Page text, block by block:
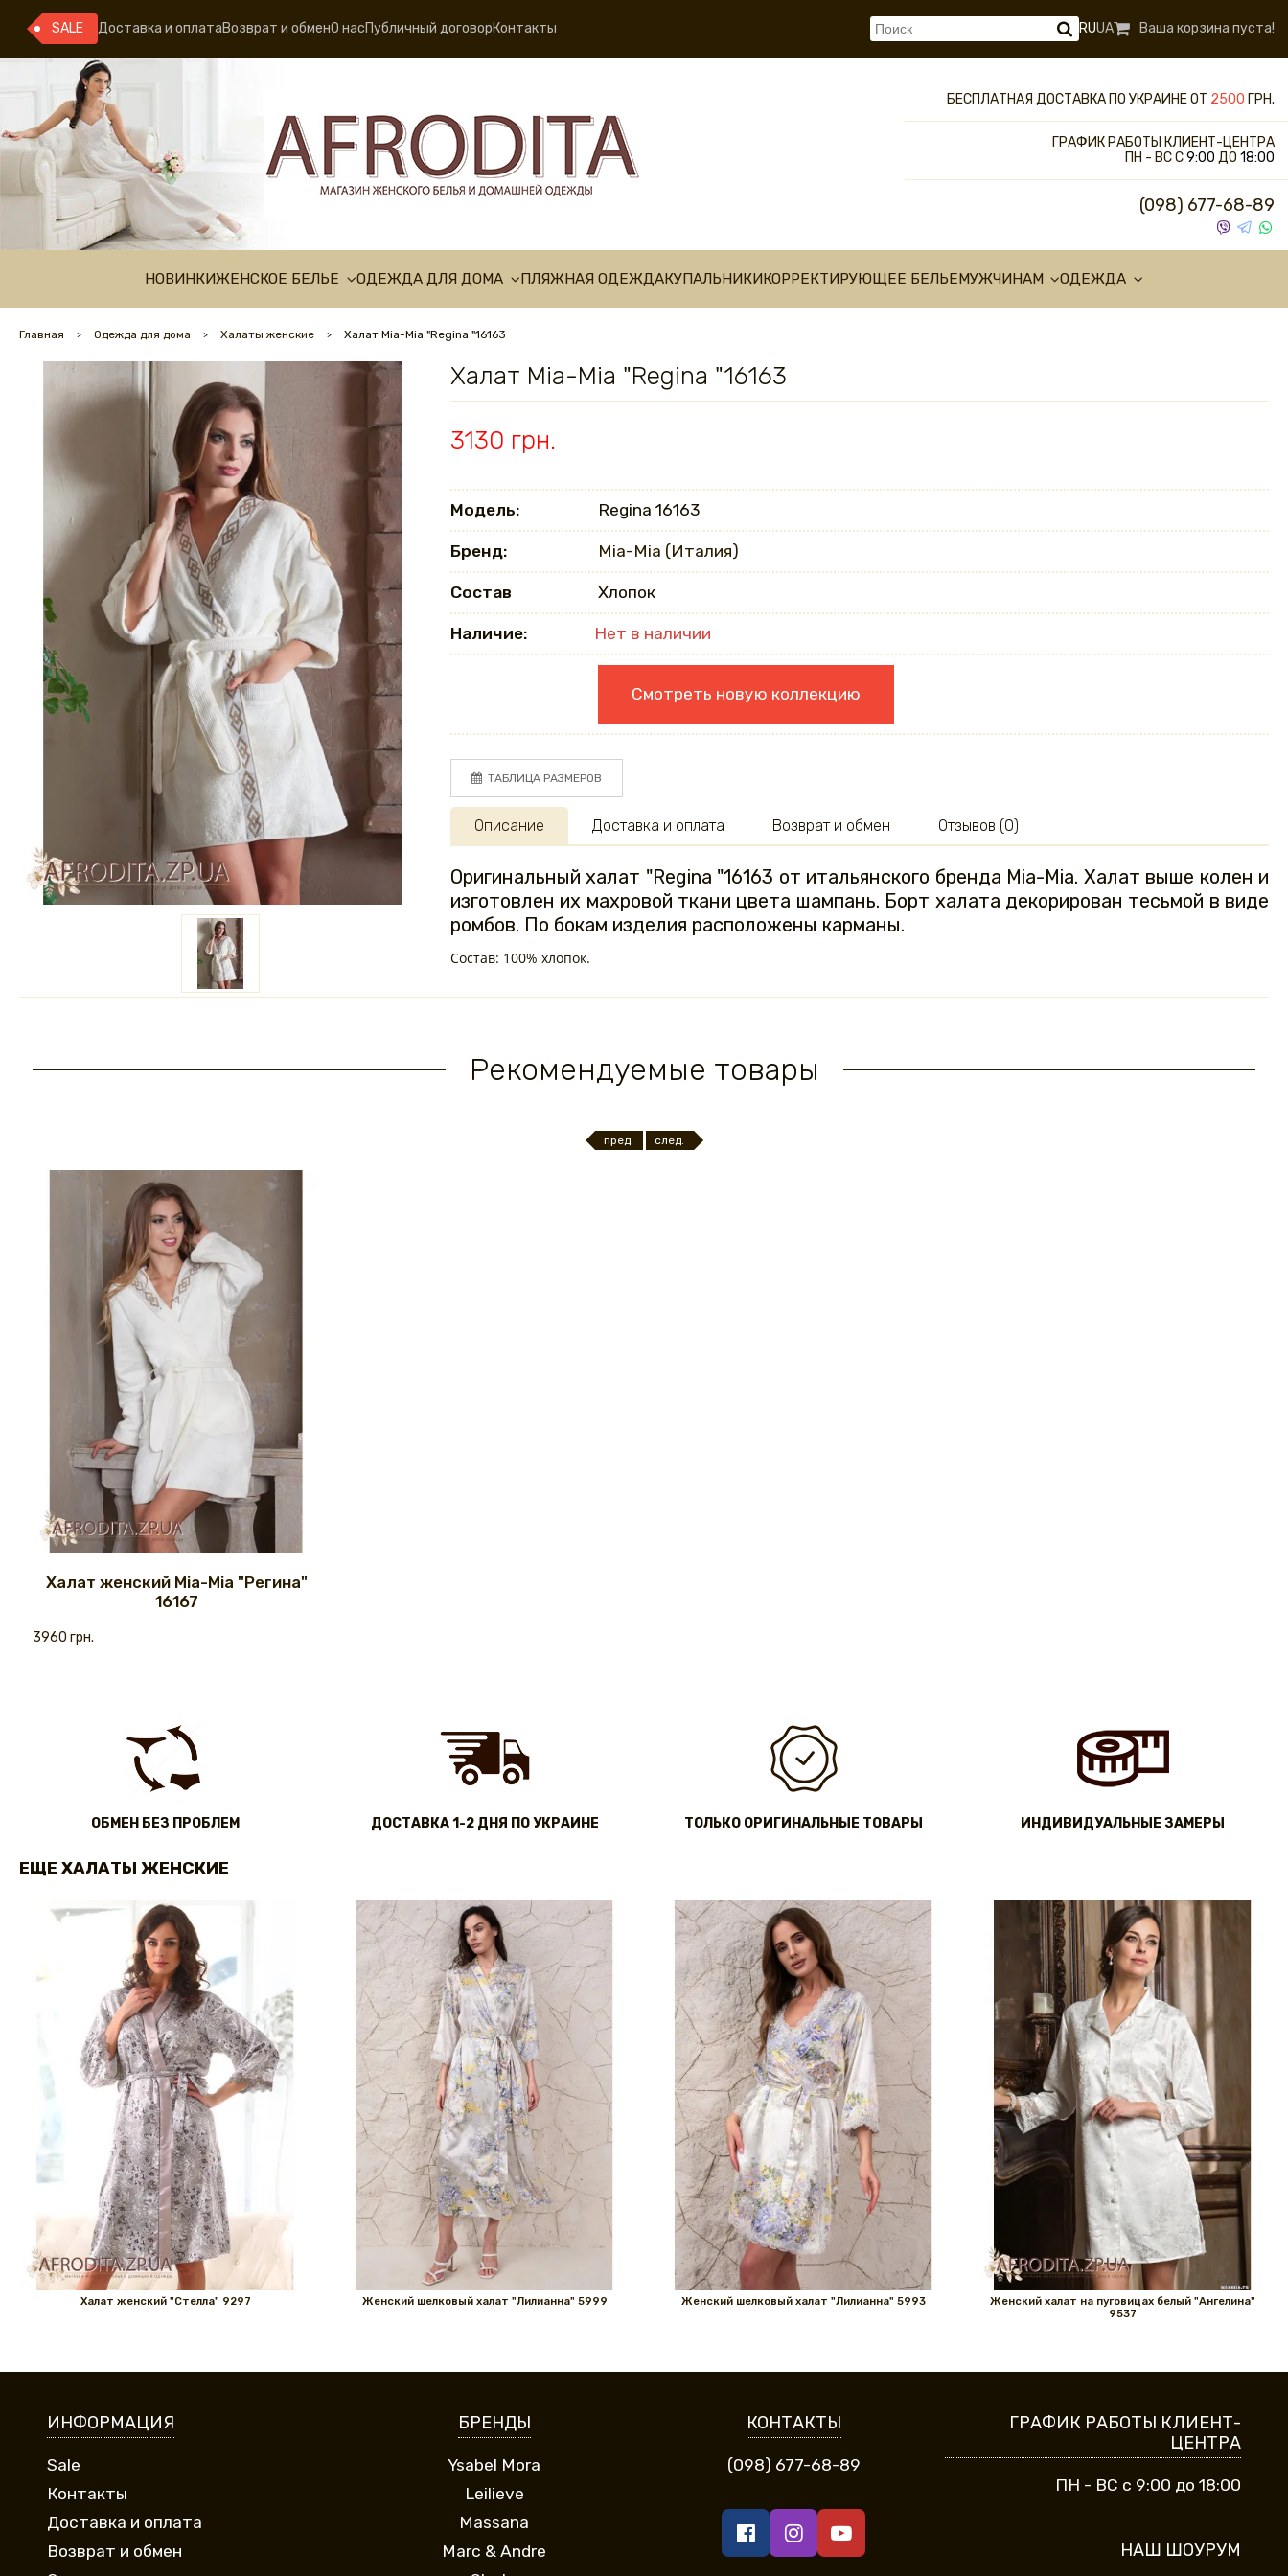
SALE Доставка и оплатаВозврат и обменО насПубличный договорКонтакты RUUA Ваша корзина пуста!
БЕСПЛАТНАЯ ДОСТАВКА ПО УКРАИНЕ ОТ 2500 ГРН.
ГРАФИК РАБОТЫ КЛИЕНТ-ЦЕНТРА
ПН - ВС С9:00 ДО 18:00
(098) 677-68-89
НОВИНКИЖЕНСКОЕ БЕЛЬЕ ОДЕЖДА ДЛЯ ДОМА ПЛЯЖНАЯ ОДЕЖДАКУПАЛЬНИКИКОРРЕКТИРУЮЩЕЕ БЕЛЬЕМУЖЧИНАМ ОДЕЖДА
Главная Одежда для дома Халаты женские Халат Mia-Mia "Regina "16163
Халат Mia-Mia "Regina "16163
3130 грн.
Модель: Regina 16163
Бренд: Mia-Mia (Италия)
Состав Хлопок
Наличие: Нет в наличии
Смотреть новую коллекцию
ТАБЛИЦА РАЗМЕРОВ
Описание
Оригинальный халат "Regina "16163 от итальянского бренда Mia-Mia. Халат выше колен и
изготовлен их махровой ткани цвета шампань. Борт халата декорирован тесьмой в виде
ромбов. По бокам изделия расположены карманы.
Состав: 100% хлопок.
Доставка и оплата Возврат и обмен Отзывов (0)
Рекомендуемые товары
пред. след.
Халат женский Mia-Mia "Регина"
16167
3960 грн.
ОБМЕН БЕЗ ПРОБЛЕМ ДОСТАВКА 1-2 ДНЯ ПО УКРАИНЕ ТОЛЬКО ОРИГИНАЛЬНЫЕ ТОВАРЫ ИНДИВИДУАЛЬНЫЕ ЗАМЕРЫ
ЕЩЕ ХАЛАТЫ ЖЕНСКИЕ
Халат женский "Стелла" 9297 Женский шелковый халат "Лилианна" 5999 Женский шелковый халат "Лилианна" 5993
Женский халат на пуговицах белый "Ангелина"
9537
ИНФОРМАЦИЯ
Sale
Контакты
Доставка и оплата
Возврат и обмен
БРЕНДЫ
Ysabel Mora
Leilieve
Massana
Marc & Andre
КОНТАКТЫ
(098) 677-68-89
ГРАФИК РАБОТЫ КЛИЕНТ-
ЦЕНТРА
ПН - ВС с 9:00 до 18:00
НАШ ШОУРУМ